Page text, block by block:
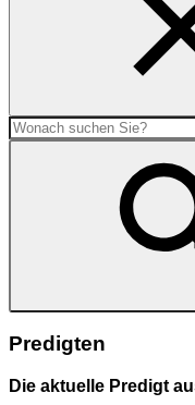
Predigten
Die aktuelle Predigt